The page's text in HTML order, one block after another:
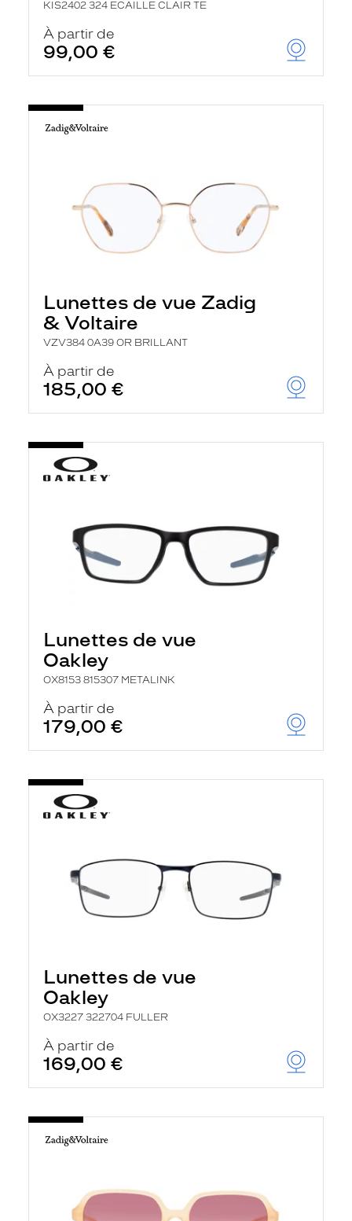
KIS2402 324 ECAILLE CLAIR TE
À partir de
99,00 €
Lunettes de vue Zadig
& Voltaire
VZV384 0A39 OR BRILLANT
À partir de
185,00 €
Lunettes de vue
Oakley
OX8153 815307 METALINK
À partir de
179,00 €
Lunettes de vue
Oakley
OX3227 322704 FULLER
À partir de
169,00 €